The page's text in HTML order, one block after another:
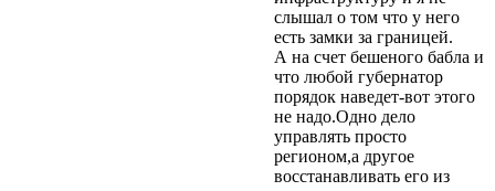
слышал о том что у него
есть замки за границей.
А на счет бешеного бабла и
что любой губернатор
порядок наведет-вот этого
не надо.Одно дело
управлять просто
регионом,а другое
восстанавливать его из